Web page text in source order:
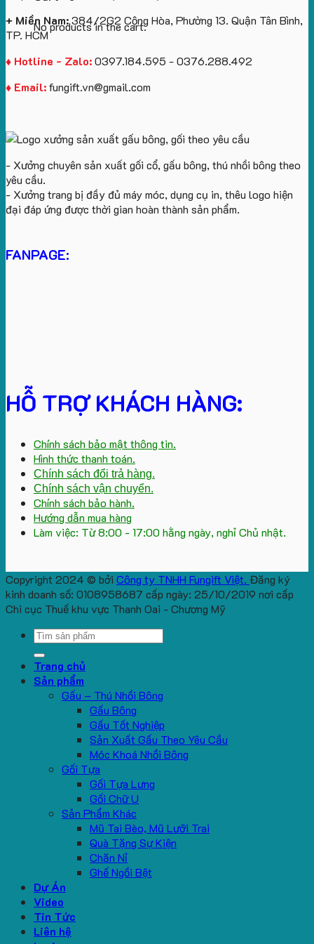
No products in the cart.
+ Miền Nam:384/2G2 Cộng Hòa, Phường 13. Quận Tân Bình,
TP. HCM
♦ Hotline - Zalo:0397.184.595 - 0376.288.492
♦ Email:fungift.vn@gmail.com
- Xưởng chuyên sản xuất gối cổ, gấu bông, thú nhồi bông theo
yêu cầu.
- Xưởng trang bị đầy đủ máy móc, dụng cụ in, thêu logo hiện
đại đáp ứng được thời gian hoàn thành sản phẩm.
FANPAGE:
HỖ TRỢ KHÁCH HÀNG:
Chính sách bảo mật thông tin.
Hình thức thanh toán.
Chính sách đổi trả hàng.
Chính sách vận chuyển.
Chính sách bảo hành.
Hướng dẫn mua hàng
Làm việc: Từ 8:00 - 17:00 hằng ngày, nghỉ Chủ nhật.
Copyright 2024 © bởi Công ty TNHH Fungift Việt. Đăng ký
kinh doanh số: 0108958687 cấp ngày: 25/10/2019 nơi cấp
Chi cục Thuế khu vực Thanh Oai - Chương Mỹ
Search
Trang chủ
Sản phẩm
Gấu – Thú Nhồi Bông
Gấu Bông
Gấu Tốt Nghiệp
Sản Xuất Gấu Theo Yêu Cầu
Móc Khoá Nhồi Bông
Gối Tựa
Gối Tựa Lưng
Gối Chữ U
Sản Phẩm Khác
Mũ Tai Bèo, Mũ Lưỡi Trai
Quà Tặng Sự Kiện
Chăn Nỉ
Ghế Ngồi Bệt
Dự Án
Video
Tin Tức
Liên hệ